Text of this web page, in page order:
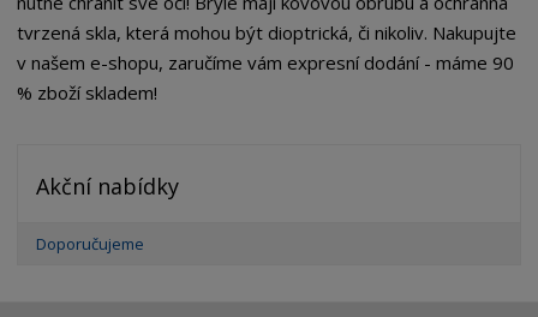
tvrzená skla, která mohou být dioptrická, či nikoliv. Nakupujte
v našem e-shopu, zaručíme vám expresní dodání - máme 90
% zboží skladem!
Akční nabídky
Doporučujeme